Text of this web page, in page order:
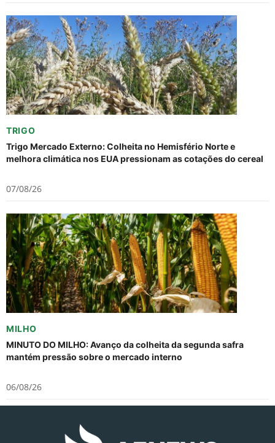
TRIGO
Trigo Mercado Externo: Colheita no Hemisfério Norte e
melhora climática nos EUA pressionam as cotações do cereal
07/08/26
MILHO
MINUTO DO MILHO: Avanço da colheita da segunda safra
mantém pressão sobre o mercado interno
06/08/26